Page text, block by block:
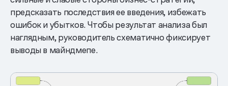
предсказать последствия ее введения, избежать
ошибок и убытков. Чтобы результат анализа был
наглядным, руководитель схематично фиксирует
выводы в майндмепе.